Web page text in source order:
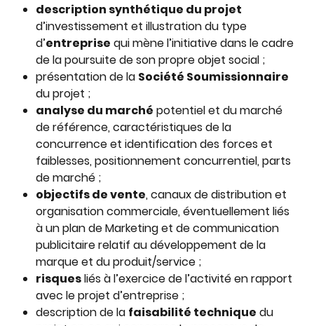
description synthétique du projet
d’investissement et illustration du type
d’entreprise qui mène l’initiative dans le cadre
de la poursuite de son propre objet social ;
présentation de la Société Soumissionnaire
du projet ;
analyse du marché potentiel et du marché
de référence, caractéristiques de la
concurrence et identification des forces et
faiblesses, positionnement concurrentiel, parts
de marché ;
objectifs de vente, canaux de distribution et
organisation commerciale, éventuellement liés
à un plan de Marketing et de communication
publicitaire relatif au développement de la
marque et du produit/service ;
risques liés à l’exercice de l’activité en rapport
avec le projet d’entreprise ;
description de la faisabilité technique du